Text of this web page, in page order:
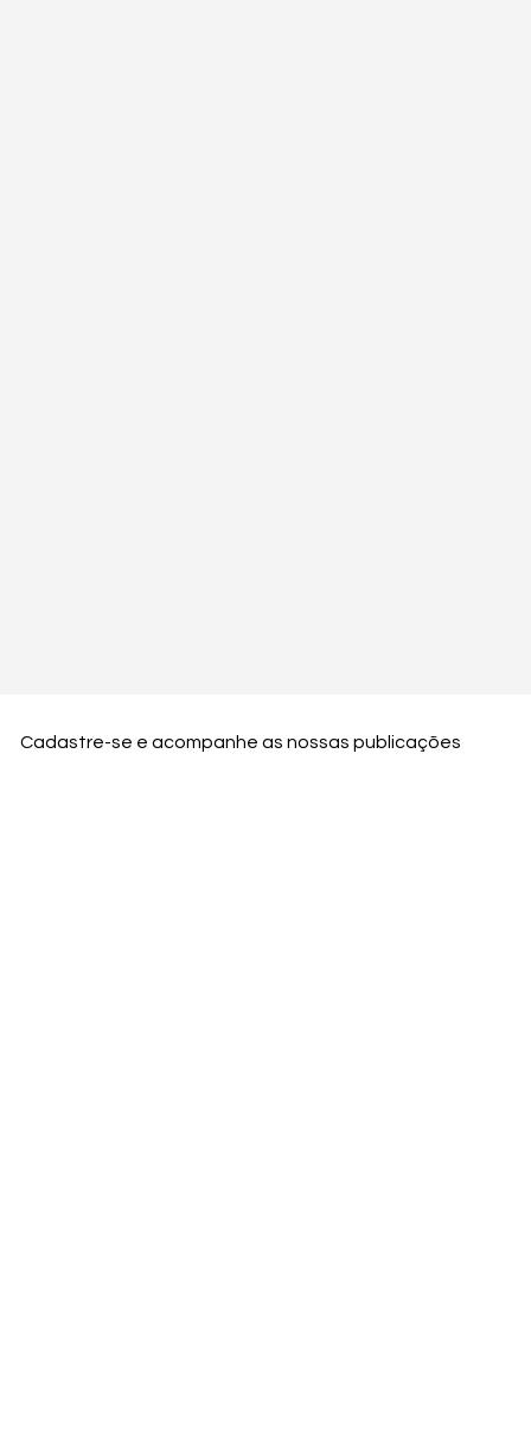
Cadastre-se e acompanhe as nossas publicações